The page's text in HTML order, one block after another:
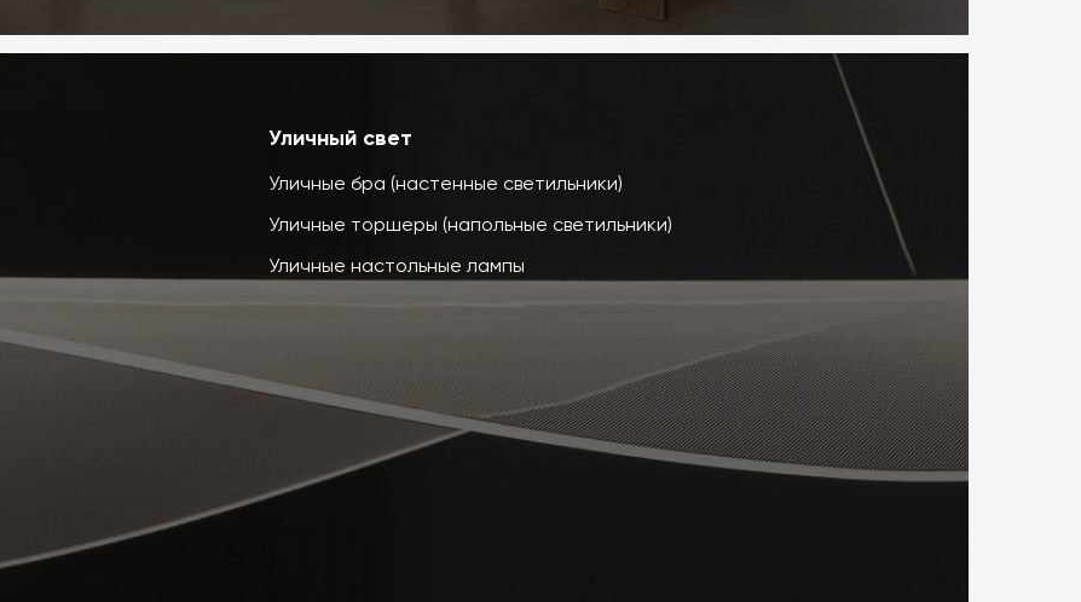
Уличный свет
Уличные бра (настенные светильники)
Уличные торшеры (напольные светильники)
Уличные настольные лампы